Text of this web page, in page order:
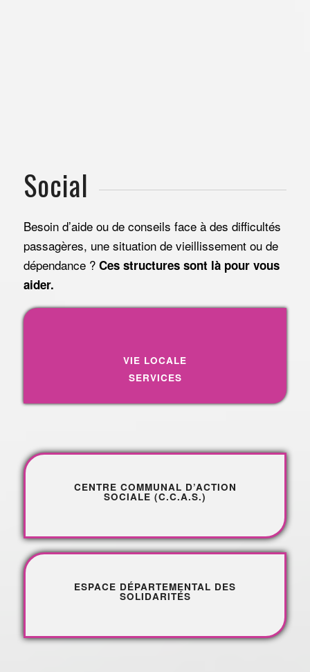
Social
Besoin d’aide ou de conseils face à des difficultés
passagères, une situation de vieillissement ou de
dépendance ? Ces structures sont là pour vous
aider.
VIE LOCALE
SERVICES
CENTRE COMMUNAL D’ACTION
SOCIALE (C.C.A.S.)
ESPACE DÉPARTEMENTAL DES
SOLIDARITÉS